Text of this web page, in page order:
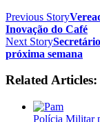
Previous Story
Inovação do Café
Next Story
próxima semana
Related Articles:
Polícia Militar